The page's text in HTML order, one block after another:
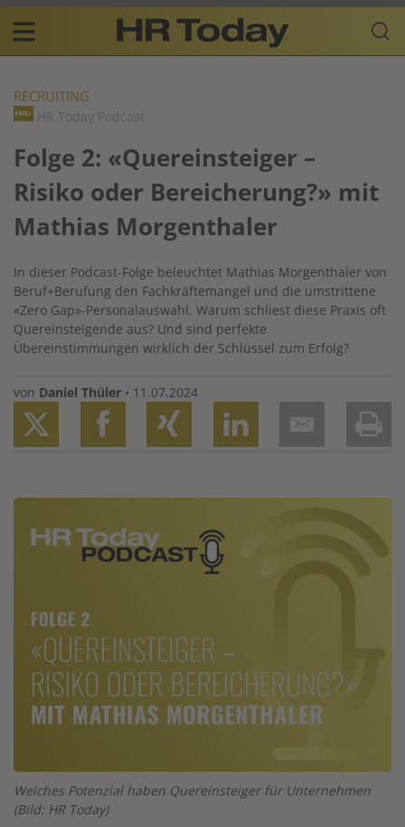
Skip
content
Plattform
für
Resources
navigation
DE
RECRUITING
HR Today Podcast
Folge 2: «Quereinsteiger –
Risiko oder Bereicherung?» mit
Mathias Morgenthaler
In dieser Podcast-Folge beleuchtet Mathias Morgenthaler von
Beruf+Berufung den Fachkräftemangel und die umstrittene
«Zero Gap»-Personalauswahl. Warum schliest diese Praxis oft
Quereinsteigende aus? Und sind perfekte
Übereinstimmungen wirklich der Schlüssel zum Erfolg?
von Daniel Thüler • 11.07.2024
Welches Potenzial haben Quereinsteiger für Unternehmen
(Bild: HR Today)